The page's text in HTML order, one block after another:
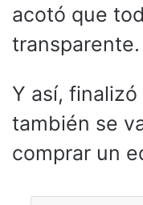
acotó que
transparente.
Y así,
también se
comprar un